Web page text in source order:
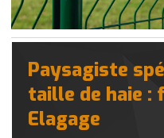
Paysagiste
taille de haie :
Elagage